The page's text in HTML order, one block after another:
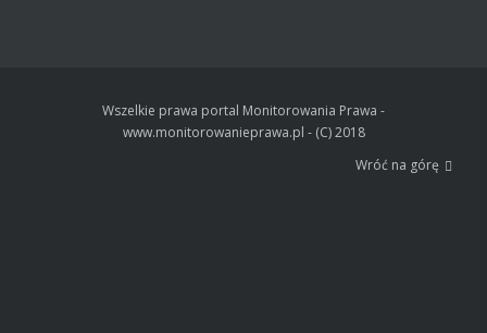
Wszelkie prawa portal Monitorowania Prawa -
www.monitorowanieprawa.pl - (C) 2018
Wróć na górę